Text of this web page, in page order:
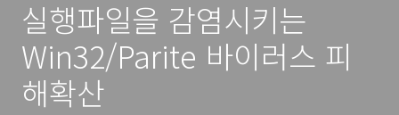
실행파일을 감염시키는
Win32/Parite 바이러스 피
해확산